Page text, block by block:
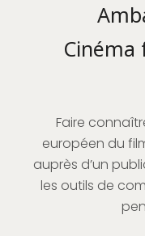
Faire
européen du
auprès d’un
les outils de